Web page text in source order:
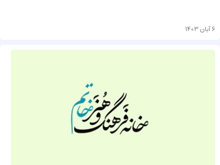
6 آبان 1403